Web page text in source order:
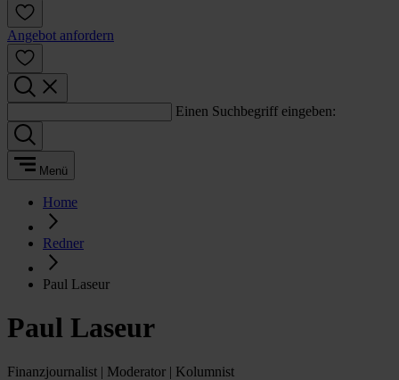
Angebot anfordern
Einen Suchbegriff eingeben:
Menü
Home
Redner
Paul Laseur
Paul Laseur
Finanzjournalist | Moderator | Kolumnist